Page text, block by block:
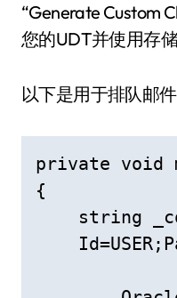
“Generate Custom
您的UDT并使用存
以下是用于排队邮
private void
{
string